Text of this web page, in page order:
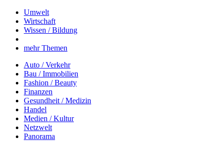
Umwelt
Wirtschaft
Wissen / Bildung
mehr Themen
Auto / Verkehr
Bau / Immobilien
Fashion / Beauty
Finanzen
Gesundheit / Medizin
Handel
Medien / Kultur
Netzwelt
Panorama